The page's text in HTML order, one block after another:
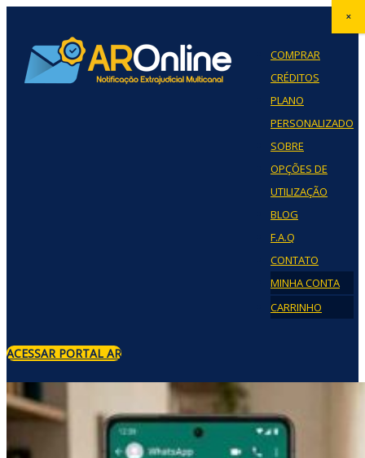
COMPRAR
CRÉDITOS
PLANO
PERSONALIZADO
SOBRE
OPÇÕES DE
UTILIZAÇÃO
BLOG
F.A.Q
CONTATO
MINHA CONTA
CARRINHO
ACESSAR PORTAL AR
×